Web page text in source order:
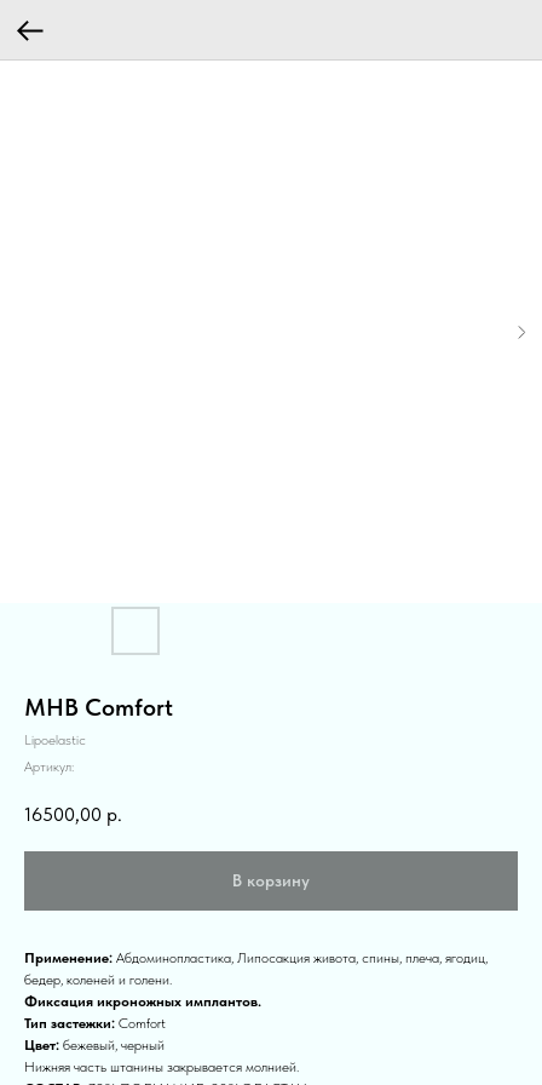
MHB Comfort
Lipoelastic
Артикул:
16500,00 р.
В корзину
Применение: Абдоминопластика, Липосакция живота, спины, плеча, ягодиц,
бедер, коленей и голени.
Фиксация икроножных имплантов.
Тип застежки: Comfort
Цвет: бежевый, черный
Нижняя часть штанины закрывается молнией.